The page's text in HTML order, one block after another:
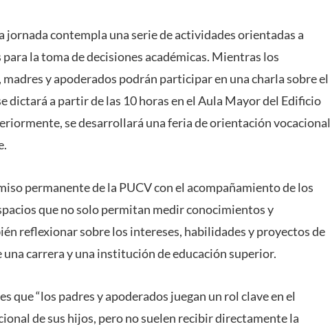
jornada contempla una serie de actividades orientadas a
la toma de decisiones académicas. Mientras los
y apoderados podrán participar en una charla sobre el
dictará a partir de las 10 horas en el Aula Mayor del Edificio
se desarrollará una feria de orientación vocacional
permanente de la PUCV con el acompañamiento de los
que no solo permitan medir conocimientos y
reflexionar sobre los intereses, habilidades y proyectos de
carrera y una institución de educación superior.
que “los padres y apoderados juegan un rol clave en el
de sus hijos, pero no suelen recibir directamente la